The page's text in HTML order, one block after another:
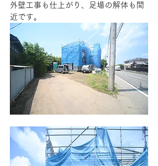
外壁工事も仕上がり、足場の解体も間
近です。